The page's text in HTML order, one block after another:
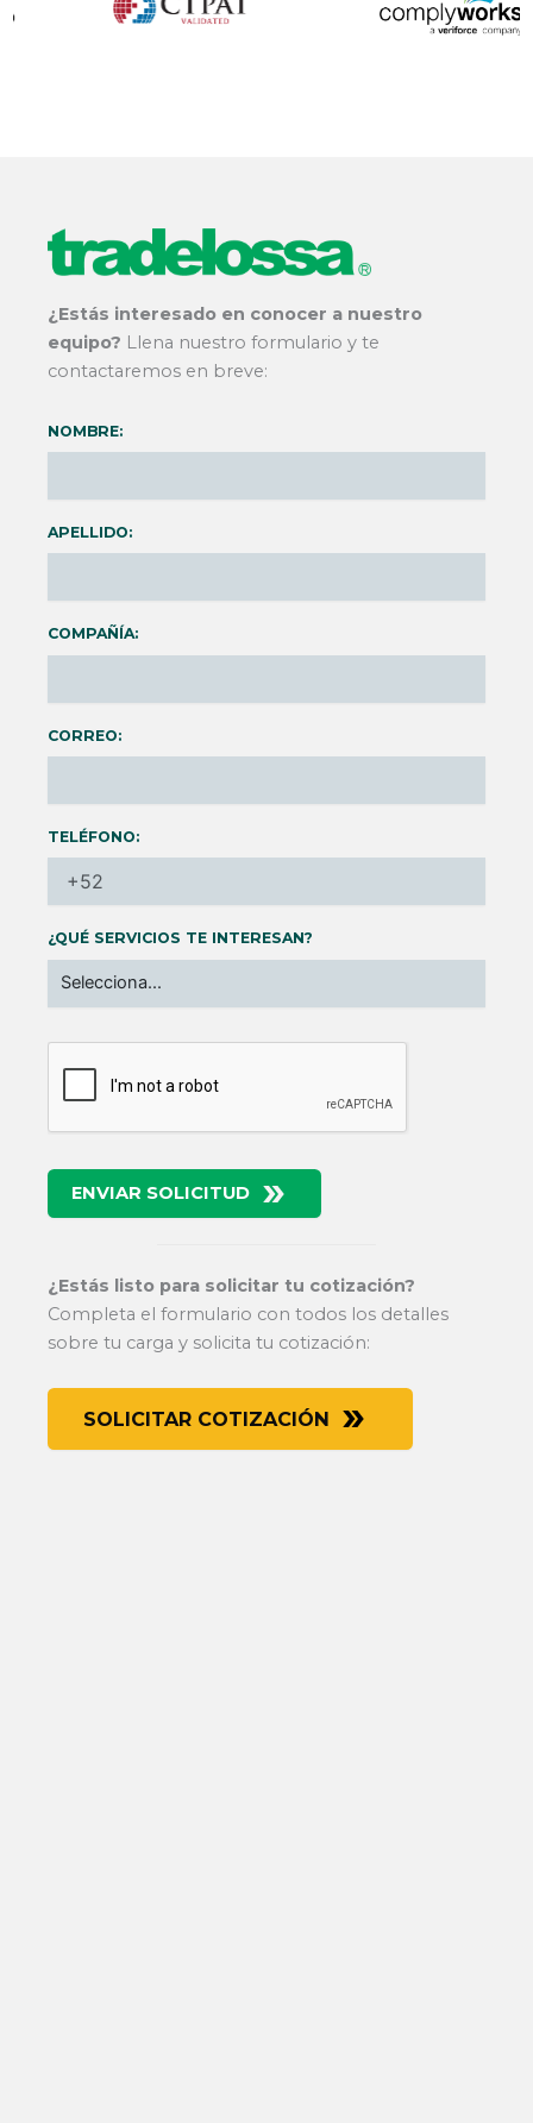
¿Estás interesado en conocer a nuestro
equipo? Llena nuestro formulario y te
contactaremos en breve:
NOMBRE:
APELLIDO:
COMPAÑÍA:
CORREO:
TELÉFONO:
¿QUÉ SERVICIOS TE INTERESAN?
ENVIAR SOLICITUD
¿Estás listo para solicitar tu cotización?
Completa el formulario con todos los detalles
sobre tu carga y solicita tu cotización:
SOLICITAR COTIZACIÓN